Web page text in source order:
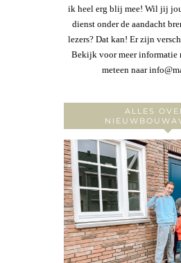
ik heel erg blij mee! Wil jij
dienst onder de aandacht
lezers? Dat kan! Er zijn
Bekijk voor meer informatie
meteen naar
ALLES